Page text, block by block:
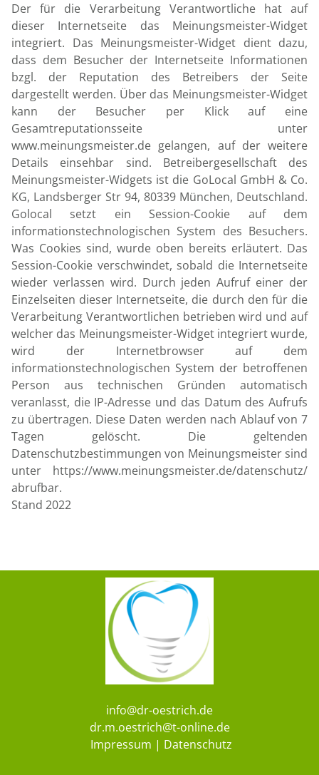
Der für die Verarbeitung Verantwortliche hat auf
dieser Internetseite das Meinungsmeister-Widget
integriert. Das Meinungsmeister-Widget dient dazu,
dass dem Besucher der Internetseite Informationen
bzgl. der Reputation des Betreibers der Seite
dargestellt werden. Über das Meinungsmeister-Widget
kann der Besucher per Klick auf eine
Gesamtreputationsseite unter
www.meinungsmeister.de gelangen, auf der weitere
Details einsehbar sind. Betreibergesellschaft des
Meinungsmeister-Widgets ist die GoLocal GmbH & Co.
KG, Landsberger Str 94, 80339 München, Deutschland.
Golocal setzt ein Session-Cookie auf dem
informationstechnologischen System des Besuchers.
Was Cookies sind, wurde oben bereits erläutert. Das
Session-Cookie verschwindet, sobald die Internetseite
wieder verlassen wird. Durch jeden Aufruf einer der
Einzelseiten dieser Internetseite, die durch den für die
Verarbeitung Verantwortlichen betrieben wird und auf
welcher das Meinungsmeister-Widget integriert wurde,
wird der Internetbrowser auf dem
informationstechnologischen System der betroffenen
Person aus technischen Gründen automatisch
veranlasst, die IP-Adresse und das Datum des Aufrufs
zu übertragen. Diese Daten werden nach Ablauf von 7
Tagen gelöscht. Die geltenden
Datenschutzbestimmungen von Meinungsmeister sind
unter https://www.meinungsmeister.de/datenschutz/
abrufbar.
Stand 2022
info@dr-oestrich.de
dr.m.oestrich@t-online.de
Impressum | Datenschutz